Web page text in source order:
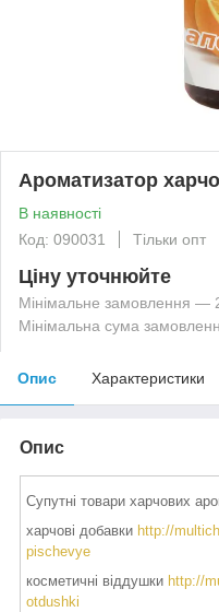
Ароматизатор
В наявності
Код: 090031
Тільки опт
Ціну уточнюйте
Мінімальне замовлення —
Мінімальна сума
Опис Характеристики
Опис
Супутні товари харчових
харчові добавки http://
pischevye
косметичні віддушки http://
otdushki